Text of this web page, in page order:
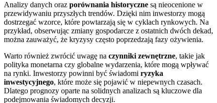
Analizy danych oraz porównania historyczne są nieocenione w
przewidywaniu przyszłych trendów. Dzięki nim inwestorzy mogą
dostrzegać wzorce, które powtarzają się w cyklach rynkowych. Na
przykład, obserwując zmiany gospodarcze z ostatnich dwóch dekad,
można zauważyć, że kryzysy często poprzedzają fazy ożywienia.
Warto również zwrócić uwagę na czynniki zewnętrzne, takie jak
polityka monetarna czy globalne wydarzenia, które mogą wpływać
na rynki. Inwestorzy powinni być świadomi ryzyka
inwestycyjnego, które może się pojawić w niepewnych czasach.
Dlatego prognozy oparte na solidnych analizach są kluczowe dla
podejmowania świadomych decyzji.